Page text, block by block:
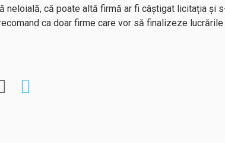
neloială, că poate altă firmă ar fi câștigat licitația și
ca doar firme care vor să finalizeze